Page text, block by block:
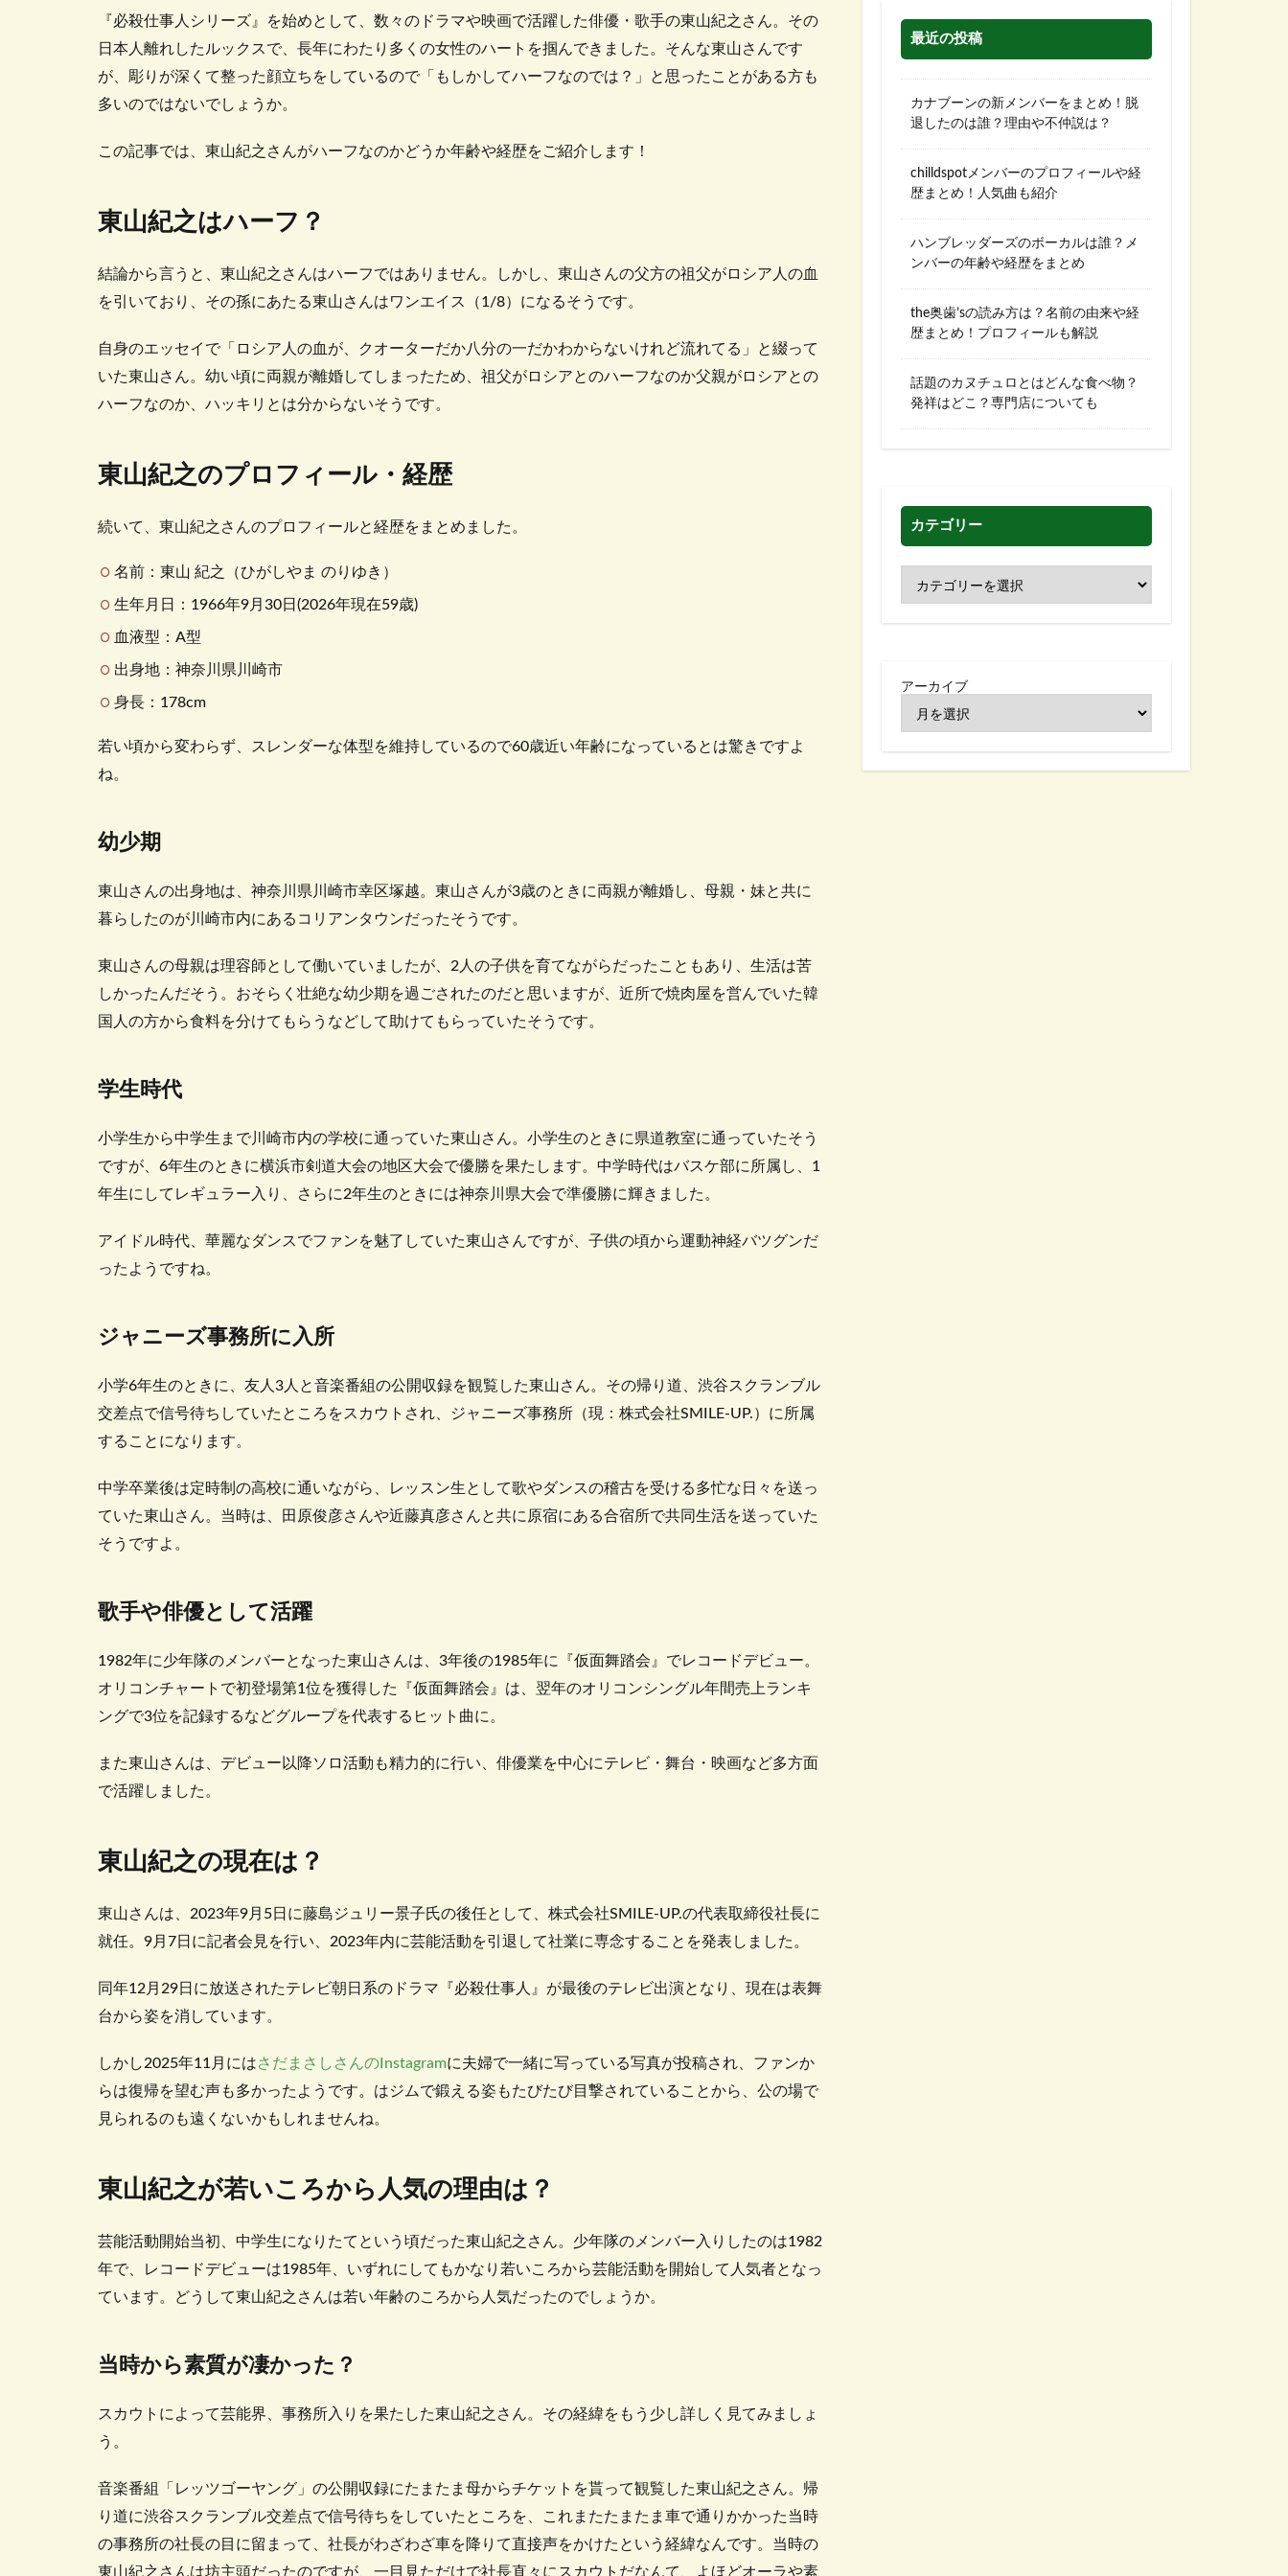
『必殺仕事人シリーズ』を始めとして、数々のドラマや映画で活躍した俳優・歌手の東山紀之さん。その
日本人離れしたルックスで、長年にわたり多くの女性のハートを掴んできました。そんな東山さんです
が、彫りが深くて整った顔立ちをしているので「もしかしてハーフなのでは？」と思ったことがある方も
多いのではないでしょうか。
この記事では、東山紀之さんがハーフなのかどうか年齢や経歴をご紹介します！
東山紀之はハーフ？
結論から言うと、東山紀之さんはハーフではありません。しかし、東山さんの父方の祖父がロシア人の血
を引いており、その孫にあたる東山さんはワンエイス（1/8）になるそうです。
自身のエッセイで「ロシア人の血が、クオーターだか八分の一だかわからないけれど流れてる」と綴って
いた東山さん。幼い頃に両親が離婚してしまったため、祖父がロシアとのハーフなのか父親がロシアとの
ハーフなのか、ハッキリとは分からないそうです。
東山紀之のプロフィール・経歴
続いて、東山紀之さんのプロフィールと経歴をまとめました。
名前：東山 紀之（ひがしやま のりゆき）
生年月日：1966年9月30日(2026年現在59歳)
血液型：A型
出身地：神奈川県川崎市
身長：178cm
若い頃から変わらず、スレンダーな体型を維持しているので60歳近い年齢になっているとは驚きですよ
ね。
幼少期
東山さんの出身地は、神奈川県川崎市幸区塚越。東山さんが3歳のときに両親が離婚し、母親・妹と共に
暮らしたのが川崎市内にあるコリアンタウンだったそうです。
東山さんの母親は理容師として働いていましたが、2人の子供を育てながらだったこともあり、生活は苦
しかったんだそう。おそらく壮絶な幼少期を過ごされたのだと思いますが、近所で焼肉屋を営んでいた韓
国人の方から食料を分けてもらうなどして助けてもらっていたそうです。
学生時代
小学生から中学生まで川崎市内の学校に通っていた東山さん。小学生のときに県道教室に通っていたそう
ですが、6年生のときに横浜市剣道大会の地区大会で優勝を果たします。中学時代はバスケ部に所属し、1
年生にしてレギュラー入り、さらに2年生のときには神奈川県大会で準優勝に輝きました。
アイドル時代、華麗なダンスでファンを魅了していた東山さんですが、子供の頃から運動神経バツグンだ
ったようですね。
ジャニーズ事務所に入所
小学6年生のときに、友人3人と音楽番組の公開収録を観覧した東山さん。その帰り道、渋谷スクランブル
交差点で信号待ちしていたところをスカウトされ、ジャニーズ事務所（現：株式会社SMILE-UP.）に所属
することになります。
中学卒業後は定時制の高校に通いながら、レッスン生として歌やダンスの稽古を受ける多忙な日々を送っ
ていた東山さん。当時は、田原俊彦さんや近藤真彦さんと共に原宿にある合宿所で共同生活を送っていた
そうですよ。
歌手や俳優として活躍
1982年に少年隊のメンバーとなった東山さんは、3年後の1985年に『仮面舞踏会』でレコードデビュー。
オリコンチャートで初登場第1位を獲得した『仮面舞踏会』は、翌年のオリコンシングル年間売上ランキ
ングで3位を記録するなどグループを代表するヒット曲に。
また東山さんは、デビュー以降ソロ活動も精力的に行い、俳優業を中心にテレビ・舞台・映画など多方面
で活躍しました。
東山紀之の現在は？
東山さんは、2023年9月5日に藤島ジュリー景子氏の後任として、株式会社SMILE-UP.の代表取締役社長に
就任。9月7日に記者会見を行い、2023年内に芸能活動を引退して社業に専念することを発表しました。
同年12月29日に放送されたテレビ朝日系のドラマ『必殺仕事人』が最後のテレビ出演となり、現在は表舞
台から姿を消しています。
しかし2025年11月にはさだまさしさんのInstagramに夫婦で一緒に写っている写真が投稿され、ファンか
らは復帰を望む声も多かったようです。はジムで鍛える姿もたびたび目撃されていることから、公の場で
見られるのも遠くないかもしれませんね。
東山紀之が若いころから人気の理由は？
芸能活動開始当初、中学生になりたてという頃だった東山紀之さん。少年隊のメンバー入りしたのは1982
年で、レコードデビューは1985年、いずれにしてもかなり若いころから芸能活動を開始して人気者となっ
ています。どうして東山紀之さんは若い年齢のころから人気だったのでしょうか。
当時から素質が凄かった？
スカウトによって芸能界、事務所入りを果たした東山紀之さん。その経緯をもう少し詳しく見てみましょ
う。
音楽番組「レッツゴーヤング」の公開収録にたまたま母からチケットを貰って観覧した東山紀之さん。帰
り道に渋谷スクランブル交差点で信号待ちをしていたところを、これまたたまたま車で通りかかった当時
の事務所の社長の目に留まって、社長がわざわざ車を降りて直接声をかけたという経緯なんです。当時の
東山紀之さんは坊主頭だったのですが、一目見ただけで社長直々にスカウトだなんて、よほどオーラや素
最近の投稿
カナブーンの新メンバーをまとめ！脱
退したのは誰？理由や不仲説は？
chilldspotメンバーのプロフィールや経
歴まとめ！人気曲も紹介
ハンブレッダーズのボーカルは誰？メ
ンバーの年齢や経歴をまとめ
the奥歯’sの読み方は？名前の由来や経
歴まとめ！プロフィールも解説
話題のカヌチュロとはどんな食べ物？
発祥はどこ？専門店についても
カテゴリー
アーカイブ